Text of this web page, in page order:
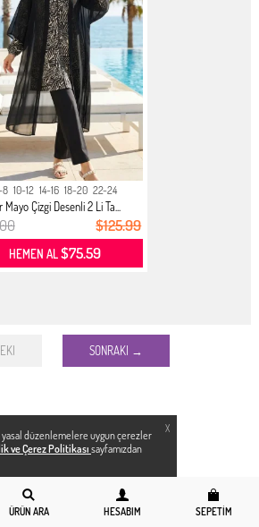
X
yasal düzenlemelere uygun çerezler
ve Çerez Politikası sayfamızdan
ÜRÜN ARA HESABIM SEPETIM
8 10-12 14-16 18-20 22-24
Mayo Çizgi Desenli 2 Li Ta...
$125.99
HEMEN AL$75.59
SONRAKI →